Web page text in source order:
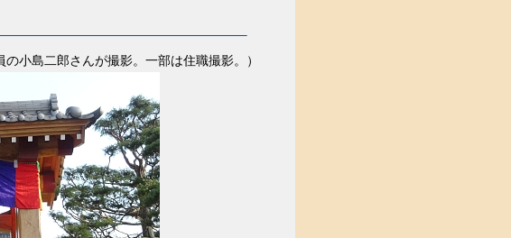
小島二郎さんが撮影。一部は住職撮影。）